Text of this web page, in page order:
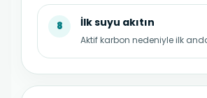
8 İlk suyu akıtın
Aktif karbon nedeniyle ilk